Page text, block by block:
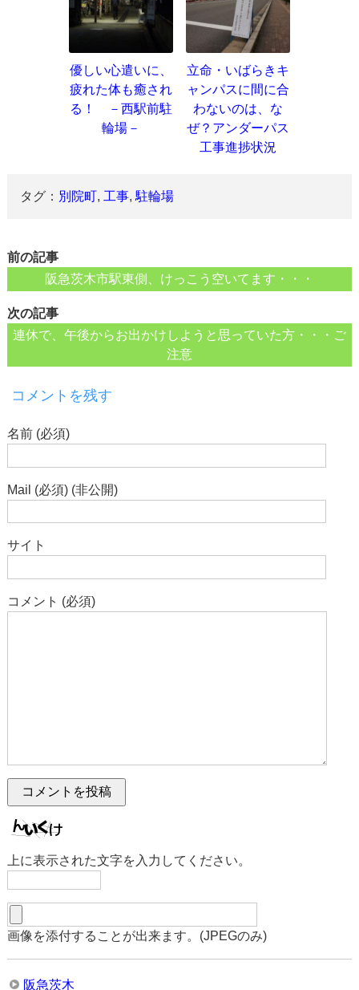
優しい心遣いに、
疲れた体も癒され
る！ －西駅前駐
輪場－
立命・いばらきキ
ャンパスに間に合
わないのは、な
ぜ？アンダーパス
工事進捗状況
タグ： 別院町, 工事,駐輪場
前の記事
阪急茨木市駅東側、けっこう空いてます・・・
次の記事
連休で、午後からお出かけしようと思っていた方・・・ご
注意
コメントを残す
名前 (必須)
Mail (必須) (非公開)
サイト
コメント (必須)
上に表示された文字を入力してください。
画像を添付することが出来ます。(JPEGのみ)
阪急茨木